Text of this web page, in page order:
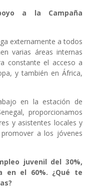
a la Campaña
externamente a todos
varias áreas internas
constante el acceso a
y también en África,
en la estación de
proporcionamos
y asistentes locales y
a los jóvenes
juvenil del 30%,
en el 60%. ¿Qué te